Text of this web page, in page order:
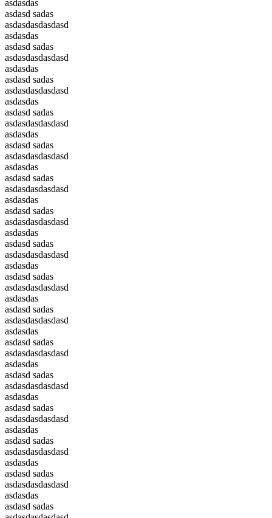
asdasdas
asdasd sadas
asdasdasdasdasd
asdasdas
asdasd sadas
asdasdasdasdasd
asdasdas
asdasd sadas
asdasdasdasdasd
asdasdas
asdasd sadas
asdasdasdasdasd
asdasdas
asdasd sadas
asdasdasdasdasd
asdasdas
asdasd sadas
asdasdasdasdasd
asdasdas
asdasd sadas
asdasdasdasdasd
asdasdas
asdasd sadas
asdasdasdasdasd
asdasdas
asdasd sadas
asdasdasdasdasd
asdasdas
asdasd sadas
asdasdasdasdasd
asdasdas
asdasd sadas
asdasdasdasdasd
asdasdas
asdasd sadas
asdasdasdasdasd
asdasdas
asdasd sadas
asdasdasdasdasd
asdasdas
asdasd sadas
asdasdasdasdasd
asdasdas
asdasd sadas
asdasdasdasdasd
asdasdas
asdasd sadas